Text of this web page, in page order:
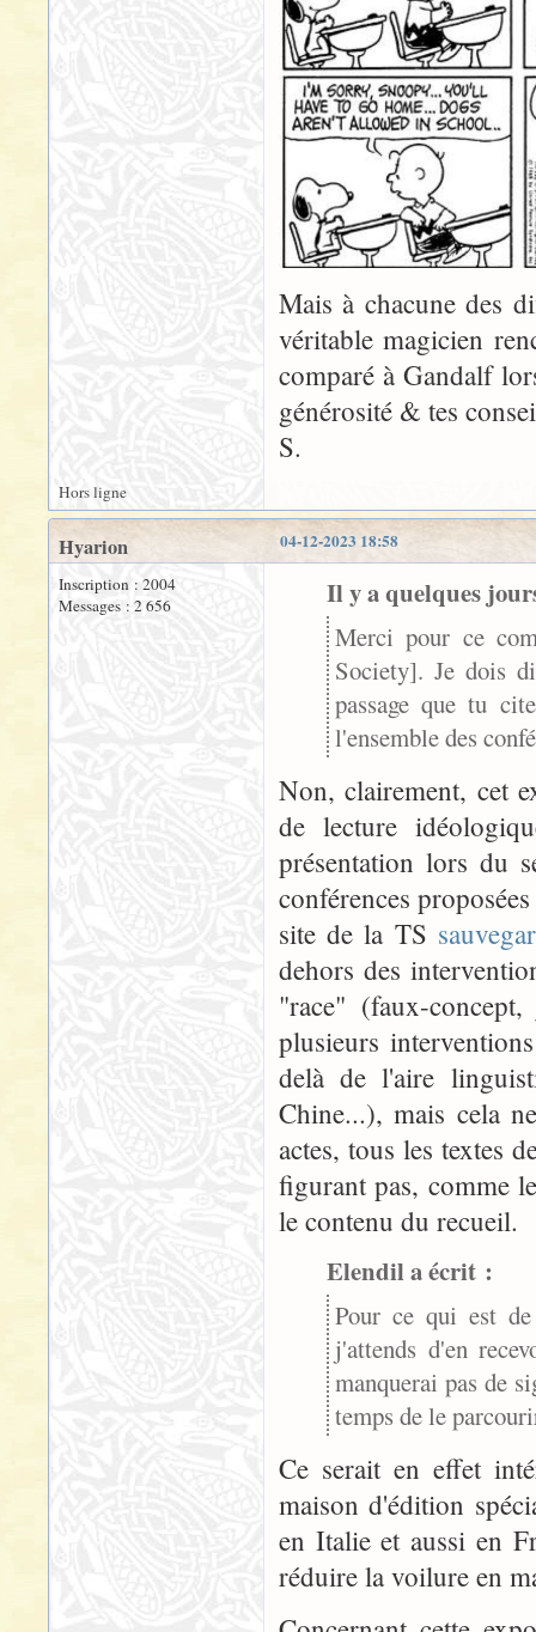
Mais à chacune des
véritable magicien
comparé à Gandalf
générosité & tes
S.
Hors ligne
04-12-2023 18:58
Hyarion
Inscription : 2004
Messages : 2 656
Il y a quelques
Merci pour ce
Society]. Je dois
passage que tu
l'ensemble des
Non, clairement, cet
de lecture
présentation lors du
conférences
site de la TS
dehors des
"race" (faux-
plusieurs
delà de l'aire
Chine...), mais cela
actes, tous les textes
figurant pas, comme
le contenu du recueil.
Elendil a écrit :
Pour ce qui est
j'attends d'en
manquerai pas de
temps de le
Ce serait en effet
maison d'édition
en Italie et aussi en
réduire la voilure en